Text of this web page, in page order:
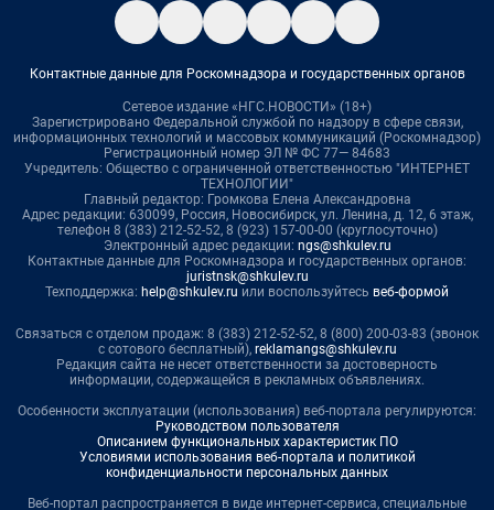
Контактные данные для Роскомнадзора и государственных органов
Сетевое издание «НГС.НОВОСТИ» (18+)
Зарегистрировано Федеральной службой по надзору в сфере связи,
информационных технологий и массовых коммуникаций (Роскомнадзор)
Регистрационный номер ЭЛ № ФС 77— 84683
Учредитель: Общество с ограниченной ответственностью "ИНТЕРНЕТ
ТЕХНОЛОГИИ"
Главный редактор: Громкова Елена Александровна
Адрес редакции: 630099, Россия, Новосибирск, ул. Ленина, д. 12, 6 этаж,
телефон 8 (383) 212-52-52, 8 (923) 157-00-00 (круглосуточно)
Электронный адрес редакции: ngs@shkulev.ru
Контактные данные для Роскомнадзора и государственных органов:
juristnsk@shkulev.ru
Техподдержка: help@shkulev.ru или воспользуйтесь веб-формой
Связаться с отделом продаж: 8 (383) 212-52-52, 8 (800) 200-03-83 (звонок
с сотового бесплатный), reklamangs@shkulev.ru
Редакция сайта не несет ответственности за достоверность
информации, содержащейся в рекламных объявлениях.
Особенности эксплуатации (использования) веб-портала регулируются:
Руководством пользователя
Описанием функциональных характеристик ПО
Условиями использования веб-портала и политикой
конфиденциальности персональных данных
Веб-портал распространяется в виде интернет-сервиса, специальные